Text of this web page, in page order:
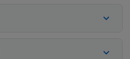
expand_more
expand_more